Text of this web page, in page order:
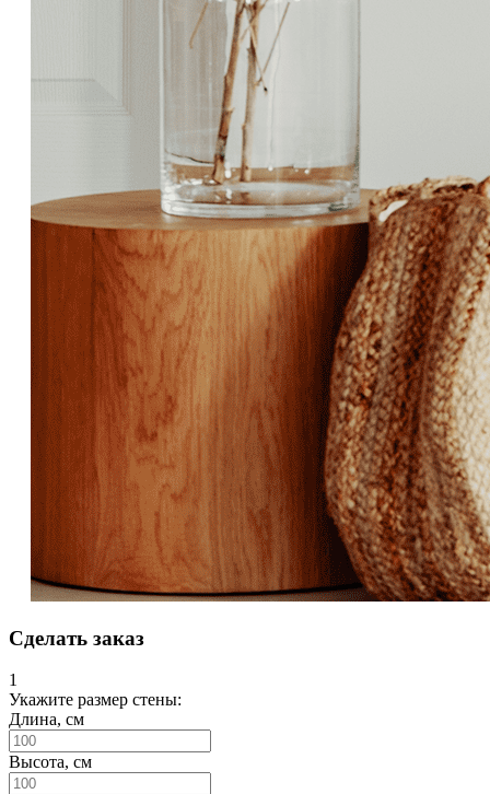
Сделать заказ
1
Укажите размер стены:
Длина, см
Высота, см